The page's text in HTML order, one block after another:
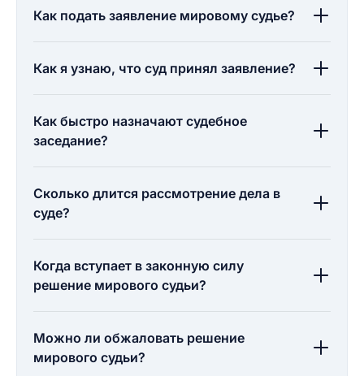
Как подать заявление мировому судье?
Как я узнаю, что суд принял заявление?
Как быстро назначают судебное
заседание?
Сколько длится рассмотрение дела в
суде?
Когда вступает в законную силу
решение мирового судьи?
Можно ли обжаловать решение
мирового судьи?